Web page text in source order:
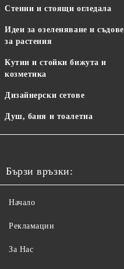
Стенни и стоящи огледала
Идеи за озеленяване и съдове
за растения
Кутии и стойки бижута и
козметика
Дизайнерски сетове
Душ, баня и тоалетна
Бързи връзки:
Начало
Рекламации
За Нас